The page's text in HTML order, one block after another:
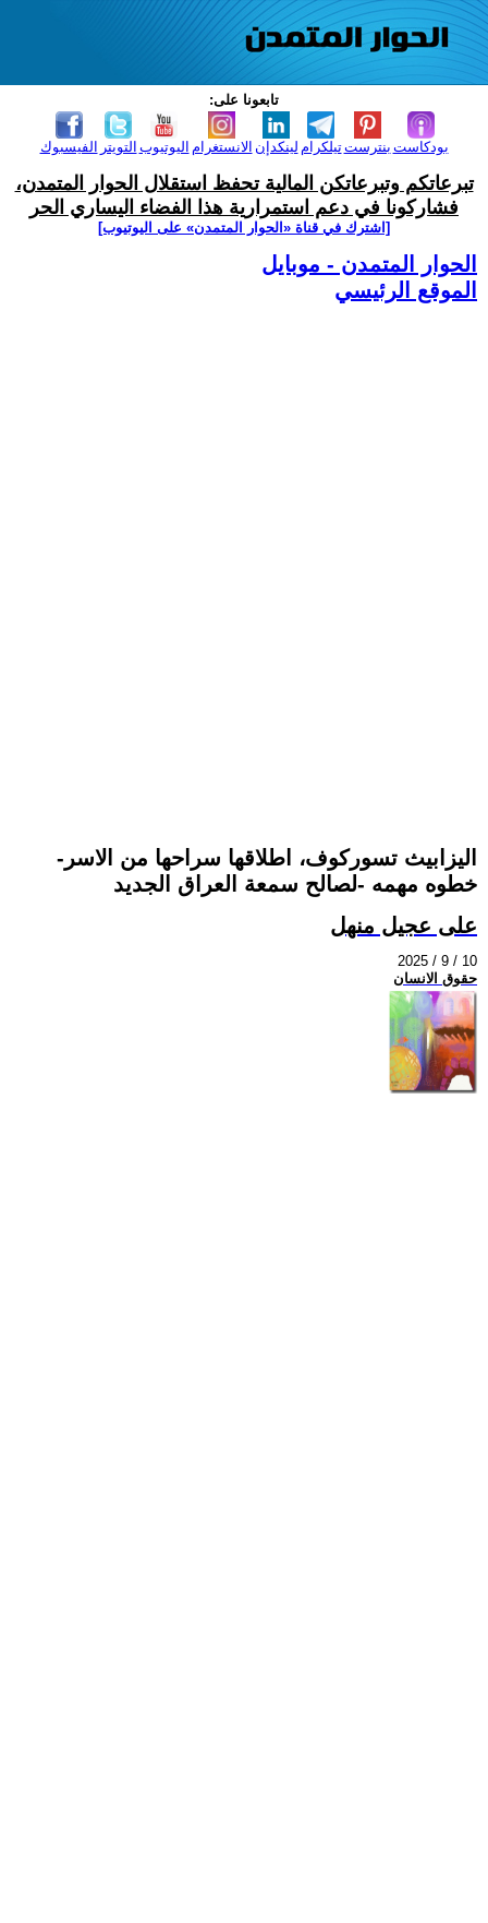
تابعونا على:
الفيسبوك التويتر اليوتيوب الانستغرام لينكدإن تيلكرامبنترست بودكاست
تبرعاتكم وتبرعاتكن المالية تحفظ استقلال الحوار المتمدن،
فشاركونا في دعم استمرارية هذا الفضاء اليساري الحر
[اشترك في قناة ‫«الحوار المتمدن» على اليوتيوب]
الحوار المتمدن - موبايل
الموقع الرئيسي
اليزابيث تسوركوف، اطلاقها سراحها من الاسر-
خطوه مهمه -لصالح سمعة العراق الجديد
على عجيل منهل
2025 / 9 / 10
حقوق الانسان